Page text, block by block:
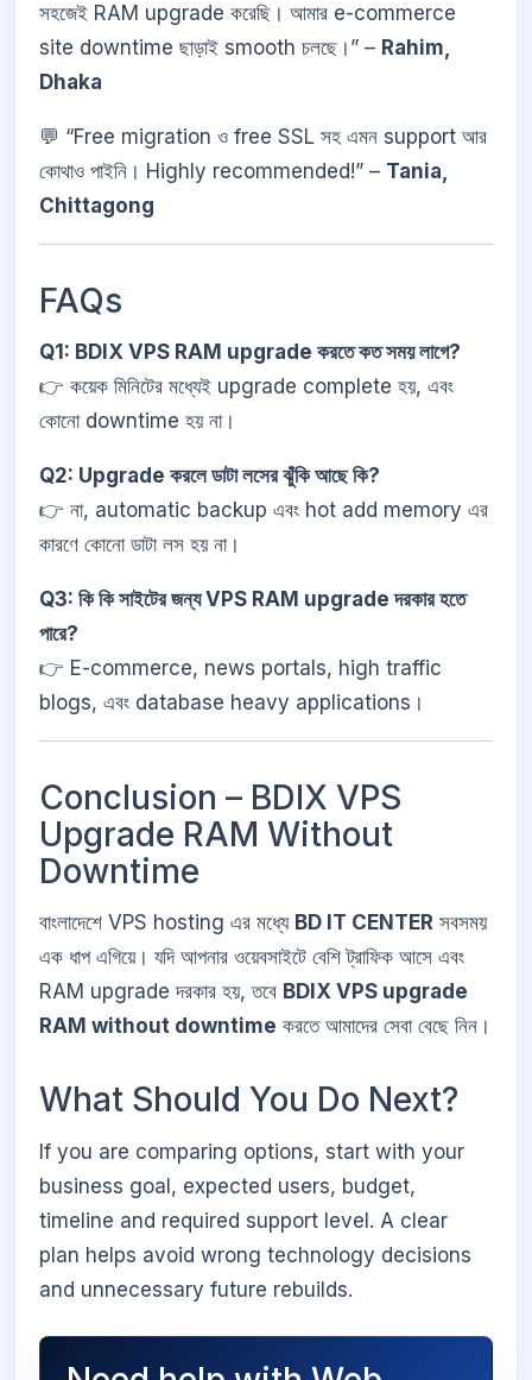
সহজেই RAM upgrade করেছি। আমার e-commerce
site downtime ছাড়াই smooth চলছে।” – Rahim,
Dhaka
💬 “Free migration ও free SSL সহ এমন support আর
কোথাও পাইনি। Highly recommended!” – Tania,
Chittagong
FAQs
Q1: BDIX VPS RAM upgrade করতে কত সময় লাগে?
👉 কয়েক মিনিটের মধ্যেই upgrade complete হয়, এবং
কোনো downtime হয় না।
Q2: Upgrade করলে ডাটা লসের ঝুঁকি আছে কি?
👉 না, automatic backup এবং hot add memory এর
কারণে কোনো ডাটা লস হয় না।
Q3: কি কি সাইটের জন্য VPS RAM upgrade দরকার হতে
পারে?
👉 E-commerce, news portals, high traffic
blogs, এবং database heavy applications।
Conclusion – BDIX VPS
Upgrade RAM Without
Downtime
বাংলাদেশে VPS hosting এর মধ্যে BD IT CENTER সবসময়
এক ধাপ এগিয়ে। যদি আপনার ওয়েবসাইটে বেশি ট্রাফিক আসে এবং
RAM upgrade দরকার হয়, তবে BDIX VPS upgrade
RAM without downtime করতে আমাদের সেবা বেছে নিন।
What Should You Do Next?
If you are comparing options, start with your
business goal, expected users, budget,
timeline and required support level. A clear
plan helps avoid wrong technology decisions
and unnecessary future rebuilds.